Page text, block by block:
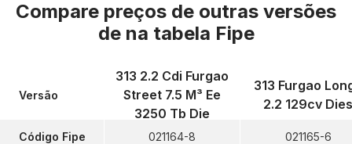
Compare preços de outras versões
de na tabela Fipe
Versão
Código Fipe
313 2.2 Cdi Furgao
Street 7.5 M³ Ee
3250 Tb Die
021164-8
313 Furgao
2.2 129cv Dies
021165-6